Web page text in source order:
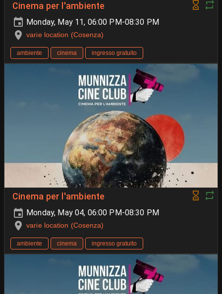
Cinema per l'ambiente
Monday, May 11, 06:00 PM-08:30 PM
varie location (Cosenza)
ambiente cinema ingresso gratuito
Cinema per l'ambiente
Monday, May 04, 06:00 PM-08:30 PM
varie location (Cosenza)
ambiente cinema ingresso gratuito